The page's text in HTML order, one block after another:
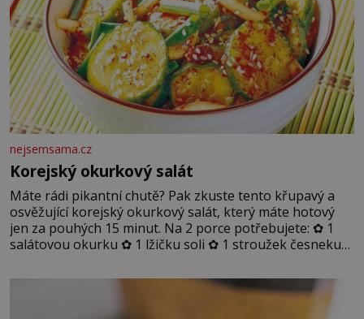
nejsemsama.cz
Korejský okurkový salát
Máte rádi pikantní chutě? Pak zkuste tento křupavý a
osvěžující korejský okurkový salát, který máte hotový
jen za pouhých 15 minut. Na 2 porce potřebujete: ✿ 1
salátovou okurku ✿ 1 lžičku soli ✿ 1 stroužek česneku
sezamového oleje ✿ 1 lžičku chilli ✿ 1 lžičku cukru ✿ 1
jarní cibulku ✿ 1 lžíci sezamových semínek